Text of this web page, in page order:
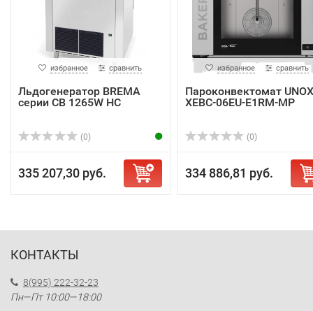
избранное сравнить
Льдогенератор BREMA
серии СВ 1265W HC
(0)
335 207,30 руб.
избранное сравнить
Пароконвектомат UNOX
XEBC-06EU-E1RM-MP
(0)
334 886,81 руб.
КОНТАКТЫ
8(995) 222-32-23
Пн—Пт 10:00—18:00